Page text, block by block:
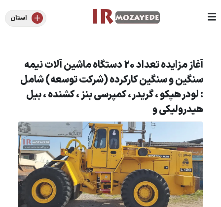
استان
آغاز مزایده تعداد 20 دستگاه ماشین آلات نیمه
سنگین و سنگین کارکرده (شرکت توسعه) شامل
: لودر هپکو ، گریدر ، کمپرسی بنز ، کشنده ، بیل
هیدرولیکی و